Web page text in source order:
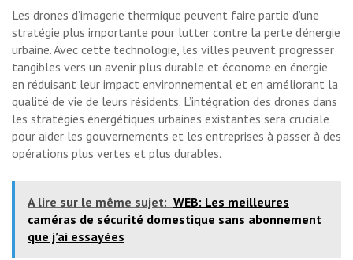
Les drones d’imagerie thermique peuvent faire partie d’une
stratégie plus importante pour lutter contre la perte d’énergie
urbaine. Avec cette technologie, les villes peuvent progresser
tangibles vers un avenir plus durable et économe en énergie
en réduisant leur impact environnemental et en améliorant la
qualité de vie de leurs résidents. L’intégration des drones dans
les stratégies énergétiques urbaines existantes sera cruciale
pour aider les gouvernements et les entreprises à passer à des
opérations plus vertes et plus durables.
A lire sur le même sujet: WEB: Les meilleures
caméras de sécurité domestique sans abonnement
que j’ai essayées